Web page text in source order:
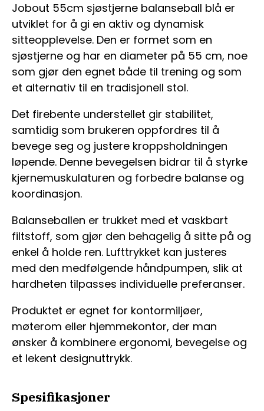
Jobout 55cm sjøstjerne balanseball blå er
utviklet for å gi en aktiv og dynamisk
sitteopplevelse. Den er formet som en
sjøstjerne og har en diameter på 55 cm, noe
som gjør den egnet både til trening og som
et alternativ til en tradisjonell stol.
Det firebente understellet gir stabilitet,
samtidig som brukeren oppfordres til å
bevege seg og justere kroppsholdningen
løpende. Denne bevegelsen bidrar til å styrke
kjernemuskulaturen og forbedre balanse og
koordinasjon.
Balanseballen er trukket med et vaskbart
filtstoff, som gjør den behagelig å sitte på og
enkel å holde ren. Lufttrykket kan justeres
med den medfølgende håndpumpen, slik at
hardheten tilpasses individuelle preferanser.
Produktet er egnet for kontormiljøer,
møterom eller hjemmekontor, der man
ønsker å kombinere ergonomi, bevegelse og
et lekent designuttrykk.
Spesifikasjoner